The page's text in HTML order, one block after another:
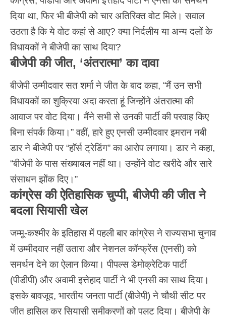
दिया था, फिर भी बीजेपी को चार अतिरिक्त वोट मिले। सवाल
उठता है कि ये वोट कहां से आए? क्या निर्दलीय या अन्य दलों के
विधायकों ने बीजेपी का साथ दिया?
बीजेपी की जीत, ‘अंतरात्मा’ का दावा
बीजेपी उम्मीदवार सत शर्मा ने जीत के बाद कहा, “मैं उन सभी
विधायकों का शुक्रिया अदा करता हूं जिन्होंने अंतरात्मा की
आवाज पर वोट दिया। मैंने सभी से उनकी पार्टी की परवाह किए
बिना संपर्क किया।” वहीं, हारे हुए एनसी उम्मीदवार इमरान नबी
डार ने बीजेपी पर “हॉर्स ट्रेडिंग” का आरोप लगाया। डार ने कहा,
“बीजेपी के पास संख्याबल नहीं था। उन्होंने वोट खरीदे और सारे
संसाधन झोंक दिए।”
कांग्रेस की ऐतिहासिक चुप्पी, बीजेपी की जीत ने
बदला सियासी खेल
जम्मू-कश्मीर के इतिहास में पहली बार कांग्रेस ने राज्यसभा चुनाव
में उम्मीदवार नहीं उतारा और नेशनल कॉन्फ्रेंस (एनसी) को
समर्थन देने का ऐलान किया। पीपल्स डेमोक्रेटिक पार्टी
(पीडीपी) और अवामी इत्तेहाद पार्टी ने भी एनसी का साथ दिया।
इसके बावजूद, भारतीय जनता पार्टी (बीजेपी) ने चौथी सीट पर
जीत हासिल कर सियासी समीकरणों को पलट दिया। बीजेपी के